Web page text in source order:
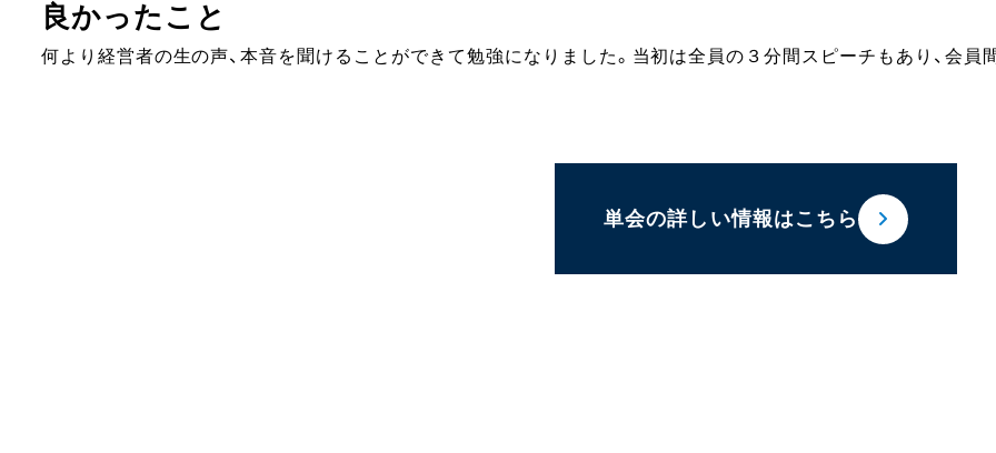
良かったこと
何より経営者の生の声、本音を聞けることができて勉強になりました。当初は全員の３分間スピーチもあり、会員
単会の詳しい情報はこちら